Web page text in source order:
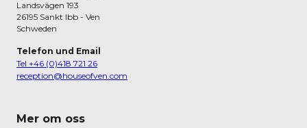
Landsvägen 193
26195 Sankt Ibb - Ven
Schweden
Telefon und Email
Tel +46 (0)418 721 26
reception@houseofven.com
Mer om oss